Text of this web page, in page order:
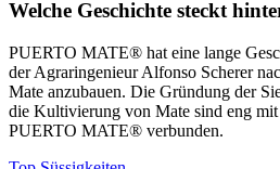
Welche Geschichte steckt
PUERTO MATE® hat eine lange
der Agraringenieur Alfonso Scherer
Mate anzubauen. Die Gründung der
die Kultivierung von Mate sind eng mit
PUERTO MATE® verbunden.